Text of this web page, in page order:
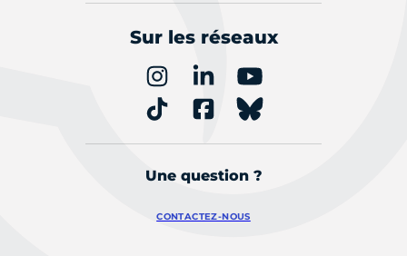
Sur les réseaux
Une question ?
CONTACTEZ-NOUS